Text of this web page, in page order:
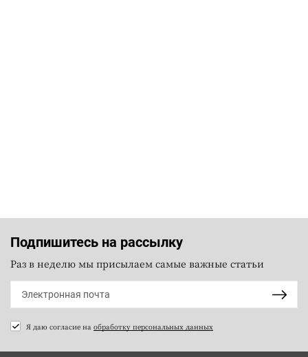
Подпишитесь на рассылку
Раз в неделю мы присылаем самые важные статьи
Я даю согласие на обработку персональных данных